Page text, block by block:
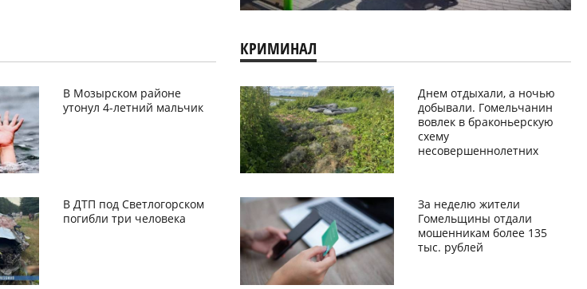
В Мозырском районе
утонул 4-летний мальчик
В ДТП под Светлогорском
погибли три человека
КРИМИНАЛ
Днем отдыхали, а ночью
добывали. Гомельчанин
вовлек в браконьерскую
схему
несовершеннолетних
За неделю жители
Гомельщины отдали
мошенникам более 135
тыс. рублей